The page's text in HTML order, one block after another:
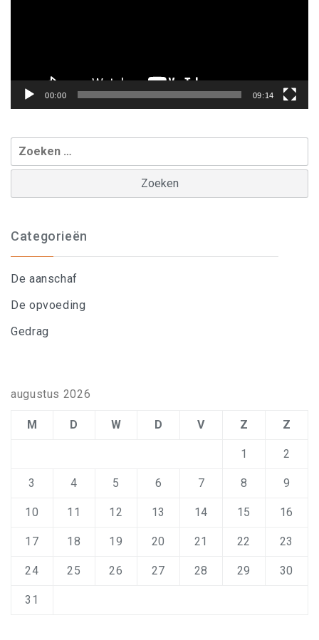
00:00 09:14
Zoeken
naar:
Categorieën
De aanschaf
De opvoeding
Gedrag
augustus 2026
M D W D V Z Z
1 2
3 4 5 6 7 8 9
10 11 12 13 14 15 16
17 18 19 20 21 22 23
24 25 26 27 28 29 30
31